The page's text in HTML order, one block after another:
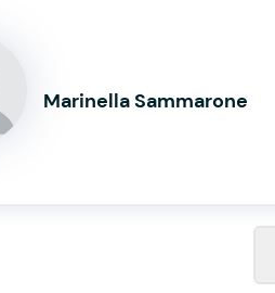
Marinella Sammarone